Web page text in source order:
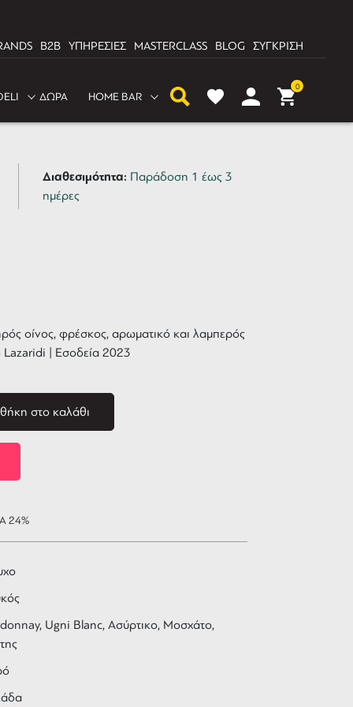
B2B ΥΠΗΡΕΣΙΕΣ MASTERCLASS BLOG ΣΥΓΚΡΙΣΗ
ΔΩΡΑ HOME BAR
0
Nico Lazaridi
Διαθεσιμότητα: Παράδοση 1 έως 3
ημέρες
οίνος, φρέσκος, αρωματικό και λαμπερός
Lazaridi | Εσοδεία 2023
στο καλάθι
24%
Ugni Blanc, Ασύρτικο, Μοσχάτο,